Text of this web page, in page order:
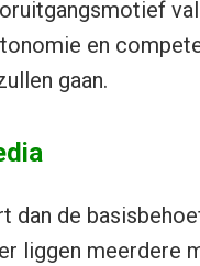
en
gaan.
dan de
liggen meerdere